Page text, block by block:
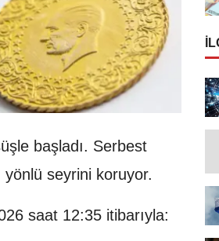
başladı. Serbest
yönlü seyrini koruyor.
saat 12:35 itibarıyla: